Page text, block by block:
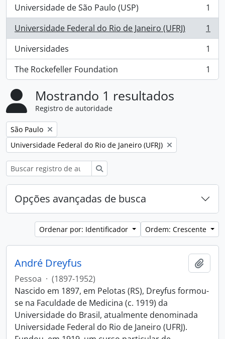
Universidade de São Paulo (USP)
, 1 resultados
1
Universidade Federal do Rio de Janeiro (UFRJ)
, 1 resultados
1
Universidades
, 1 resultados
1
The Rockefeller Foundation
, 1 resultados 1
Mostrando 1 resultados
Registro de autoridade
Remover filtro:
São Paulo
Remover filtro:
Universidade Federal do Rio de Janeiro (UFRJ)
Opções avançadas de busca
Ordenar por: Identificador Ordem: Crescente
André Dreyfus
Pessoa · (1897-1952)
Nascido em 1897, em Pelotas (RS), Dreyfus formou-
se na Faculdade de Medicina (c. 1919) da
Universidade do Brasil, atualmente denominada
Universidade Federal do Rio de Janeiro (UFRJ).